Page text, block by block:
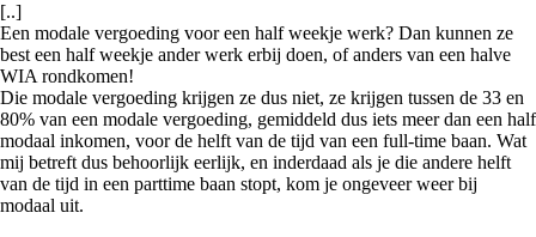
[..]
Een modale vergoeding voor een half weekje werk? Dan kunnen ze
best een half weekje ander werk erbij doen, of anders van een halve
WIA rondkomen!
Die modale vergoeding krijgen ze dus niet, ze krijgen tussen de 33 en
80% van een modale vergoeding, gemiddeld dus iets meer dan een half
modaal inkomen, voor de helft van de tijd van een full-time baan. Wat
mij betreft dus behoorlijk eerlijk, en inderdaad als je die andere helft
van de tijd in een parttime baan stopt, kom je ongeveer weer bij
modaal uit.